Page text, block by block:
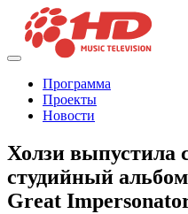
Программа
Проекты
Новости
Холзи выпустила
студийный
Great